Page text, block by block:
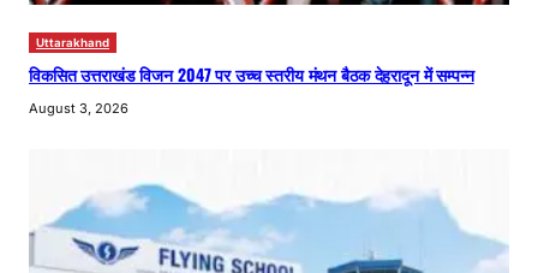
Uttarakhand
विकसित उत्तराखंड विजन 2047 पर उच्च स्तरीय मंथन बैठक देहरादून में सम्पन्न
August 3, 2026